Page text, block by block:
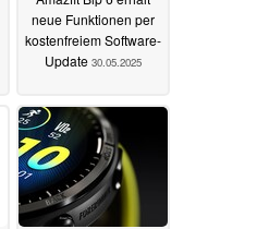
neue Funktionen per
kostenfreiem Software-
Update 30.05.2025